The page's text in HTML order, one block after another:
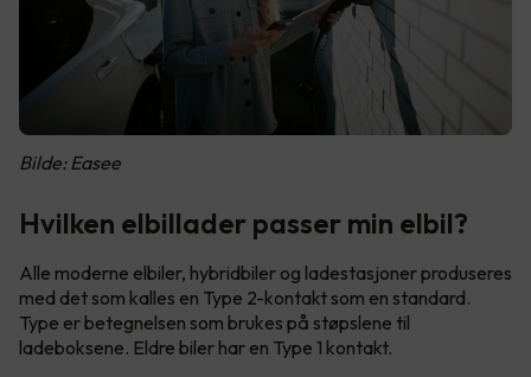
Bilde: Easee
Hvilken elbillader passer min elbil?
Alle moderne elbiler, hybridbiler og ladestasjoner produseres
med det som kalles en Type 2-kontakt som en standard.
Type er betegnelsen som brukes på støpslene til
ladeboksene. Eldre biler har en Type 1 kontakt.